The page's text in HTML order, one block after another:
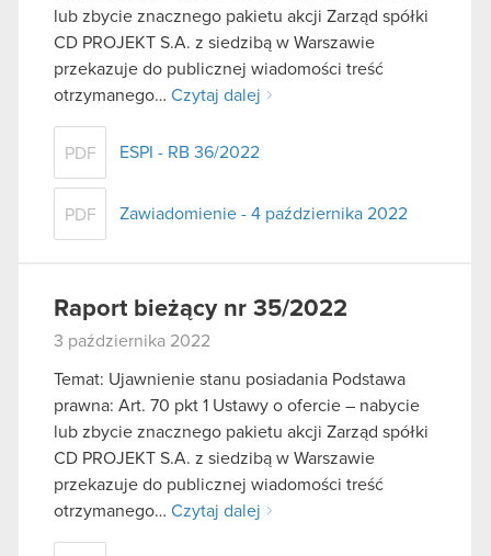
lub zbycie znacznego pakietu akcji Zarząd spółki
CD PROJEKT S.A. z siedzibą w Warszawie
przekazuje do publicznej wiadomości treść
otrzymanego… Czytaj dalej
PDF ESPI - RB 36/2022
PDF Zawiadomienie - 4 października 2022
Raport bieżący nr 35/2022
3 października 2022
Temat: Ujawnienie stanu posiadania Podstawa
prawna: Art. 70 pkt 1 Ustawy o ofercie – nabycie
lub zbycie znacznego pakietu akcji Zarząd spółki
CD PROJEKT S.A. z siedzibą w Warszawie
przekazuje do publicznej wiadomości treść
otrzymanego… Czytaj dalej